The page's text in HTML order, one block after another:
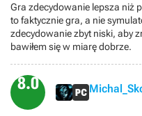
Gra zdecydowanie lepsza niż
to faktycznie gra, a nie
zdecydowanie zbyt niski, aby
bawiłem się w miarę dobrze.
8.0